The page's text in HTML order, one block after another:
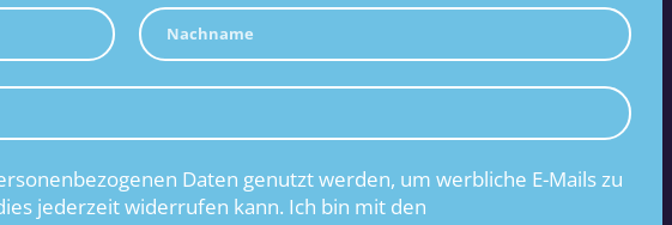
Daten genutzt werden, um werbliche E-Mails zu
jederzeit widerrufen kann. Ich bin mit den